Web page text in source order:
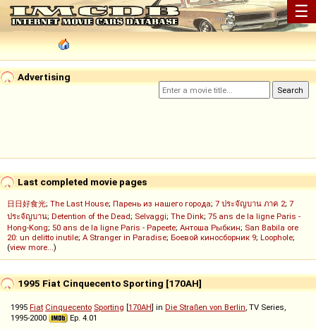
☰
Advertising
Last completed movie pages
日日好食光; The Last House; Парень из нашего города; 7 ประจัญบาน ภาค 2; 7
ประจัญบาน; Detention of the Dead; Selvaggi; The Dink; 75 ans de la ligne Paris -
Hong-Kong; 50 ans de la ligne Paris - Papeete; Антоша Рыбкин; San Babila ore
20: un delitto inutile; A Stranger in Paradise; Боевой киносборник 9; Loophole;
(view more...)
1995 Fiat Cinquecento Sporting [170AH]
1995 Fiat Cinquecento Sporting [170AH] in Die Straßen von Berlin, TV Series,
1995-2000
Ep. 4.01